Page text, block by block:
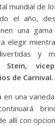
mundial de
el año,
una gama
elegir
y
de Carnival.
en una
allí con